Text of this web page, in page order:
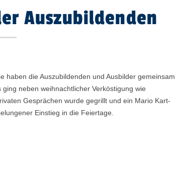
Auszubildenden
haben die Auszubildenden und Ausbilder gemeinsam
neben weihnachtlicher Verköstigung wie
Gesprächen wurde gegrillt und ein Mario Kart-
Einstieg in die Feiertage.